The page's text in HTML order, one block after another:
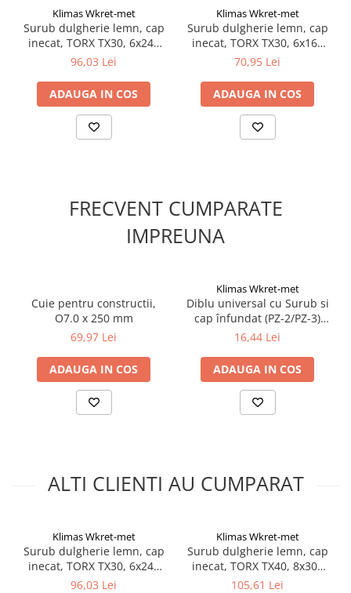
presiune
Acoperirea cu ceară minimizează cuplul de înșurubare, făcând
procesul mai rapid și mai eficient
Klimas Wkret-met
Surub dulgherie lemn, cap
inecat, TORX TX30, 6x240
mm - 100 bucati/cutie -
Wkret-met
96,03 Lei
ADAUGA IN COS
Klimas Wkret-met
Surub dulgherie lemn, cap
inecat, TORX TX30, 6x160
mm - 100 bucati/cutie -
Wkret-met
70,95 Lei
ADAUGA IN COS
FRECVENT CUMPARATE
IMPREUNA
Cuie pentru constructii,
O7.0 x 250 mm
69,97 Lei
ADAUGA IN COS
Klimas Wkret-met
Diblu universal cu Surub si
cap înfundat (PZ-2/PZ-3)
6,0x30/4,0x40mm - 100
06030040, Klimas Wkret-
met
16,44 Lei
ADAUGA IN COS
ALTI CLIENTI AU CUMPARAT
Klimas Wkret-met
Surub dulgherie lemn, cap
inecat, TORX TX30, 6x240
mm - 100 bucati/cutie -
96,03 Lei
Klimas Wkret-met
Surub dulgherie lemn, cap
inecat, TORX TX40, 8x300
mm - 50 bucati/cutie -
105,61 Lei